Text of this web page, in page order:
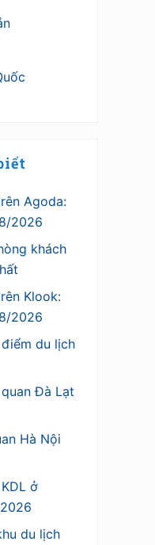
Agoda:
2026
khách
Klook:
2026
du lịch
Đà Lạt
Hà Nội
ở
du lịch